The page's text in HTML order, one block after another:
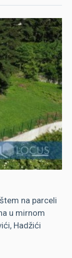
na parceli
u mirnom
Hadžići